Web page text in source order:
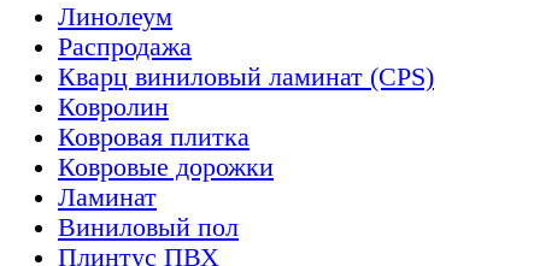
Линолеум
Распродажа
Кварц виниловый ламинат (CPS)
Ковролин
Ковровая плитка
Ковровые дорожки
Ламинат
Виниловый пол
Плинтус ПВХ